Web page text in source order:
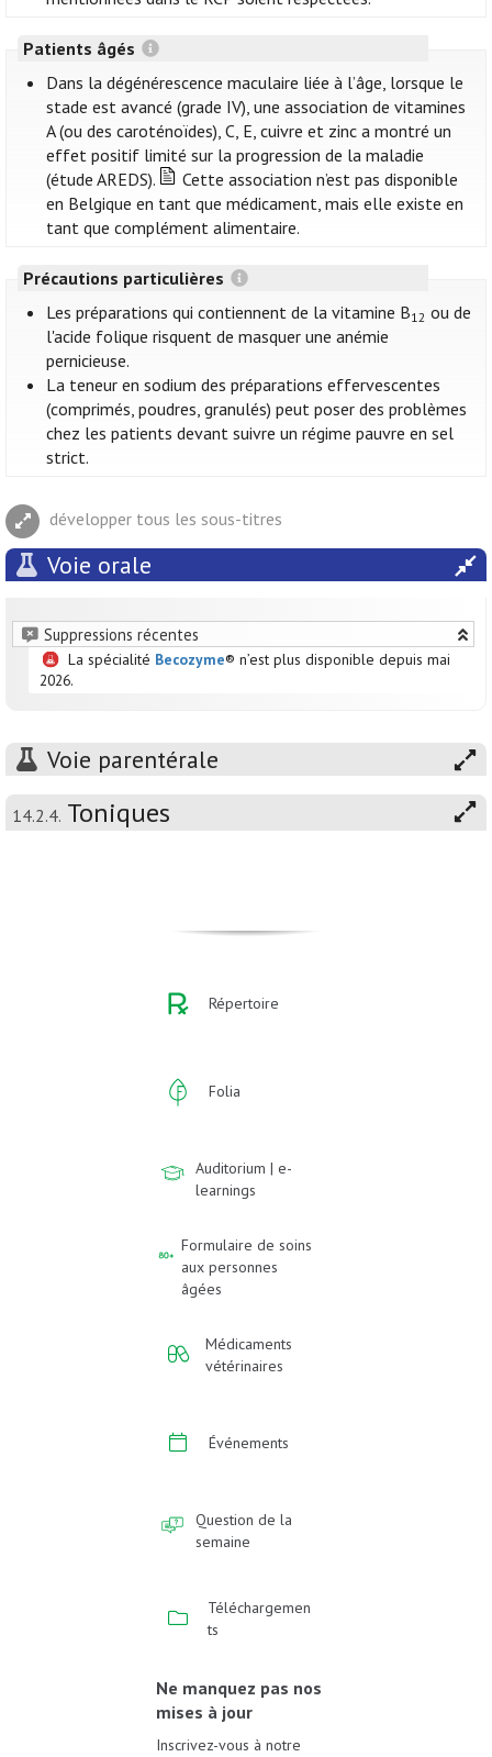
Patients âgés
Dans la dégénérescence maculaire liée à l’âge, lorsque le
stade est avancé (grade IV), une association de vitamines
A (ou des caroténoïdes), C, E, cuivre et zinc a montré un
effet positif limité sur la progression de la maladie
(étude AREDS).
Cette association n’est pas disponible
en Belgique en tant que médicament, mais elle existe en
tant que complément alimentaire.
Précautions particulières
Les préparations qui contiennent de la vitamine B12 ou de
l'acide folique risquent de masquer une anémie
pernicieuse.
La teneur en sodium des préparations effervescentes
(comprimés, poudres, granulés) peut poser des problèmes
chez les patients devant suivre un régime pauvre en sel
strict.
développer tous les sous-titres
Voie orale
Suppressions récentes
La spécialité Becozyme® n’est plus disponible depuis mai
2026.
Voie parentérale
14.2.4. Toniques
Répertoire
Folia
Auditorium | e-
learnings
Formulaire de soins
aux personnes
âgées
Médicaments
vétérinaires
Événements
Question de la
semaine
Téléchargemen
ts
Ne manquez pas nos
mises à jour
Inscrivez-vous à notre